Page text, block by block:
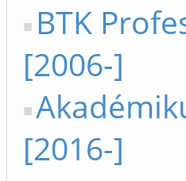
BTK
[2006-]
[2016-]